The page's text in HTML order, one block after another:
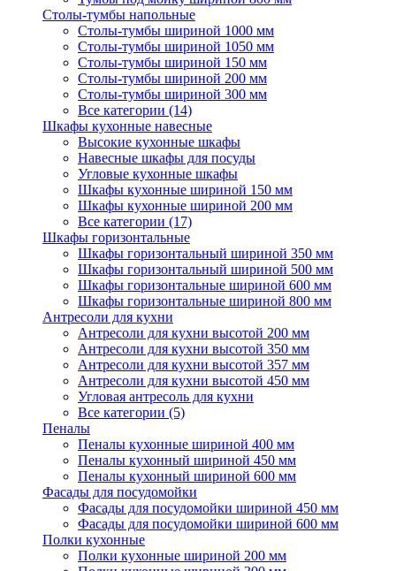
Столы-тумбы напольные
Столы-тумбы шириной 1000 мм
Столы-тумбы шириной 1050 мм
Столы-тумбы шириной 150 мм
Столы-тумбы шириной 200 мм
Столы-тумбы шириной 300 мм
Все категории (14)
Шкафы кухонные навесные
Высокие кухонные шкафы
Навесные шкафы для посуды
Угловые кухонные шкафы
Шкафы кухонные шириной 150 мм
Шкафы кухонные шириной 200 мм
Все категории (17)
Шкафы горизонтальные
Шкафы горизонтальный шириной 350 мм
Шкафы горизонтальный шириной 500 мм
Шкафы горизонтальные шириной 600 мм
Шкафы горизонтальные шириной 800 мм
Антресоли для кухни
Антресоли для кухни высотой 200 мм
Антресоли для кухни высотой 350 мм
Антресоли для кухни высотой 357 мм
Антресоли для кухни высотой 450 мм
Угловая антресоль для кухни
Все категории (5)
Пеналы
Пеналы кухонные шириной 400 мм
Пеналы кухонный шириной 450 мм
Пеналы кухонный шириной 600 мм
Фасады для посудомойки
Фасады для посудомойки шириной 450 мм
Фасады для посудомойки шириной 600 мм
Полки кухонные
Полки кухонные шириной 200 мм